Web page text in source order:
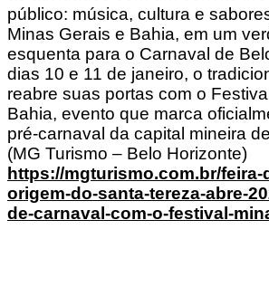
público: música, cultura e
Minas Gerais e Bahia, em um
esquenta para o Carnaval de
dias 10 e 11 de janeiro, o
reabre suas portas com o
Bahia, evento que marca
pré-carnaval da capital mineira
(MG Turismo – Belo Horizonte)
https://mgturismo.com.br/feira-
origem-do-santa-tereza-abre-
de-carnaval-com-o-festival-